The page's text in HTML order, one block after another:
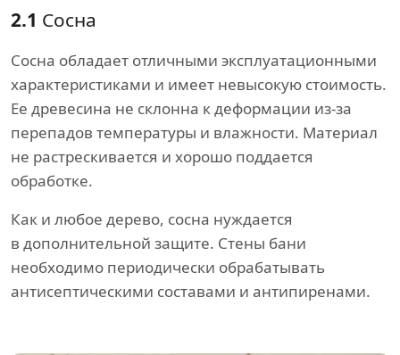
2.1 Сосна
Сосна обладает отличными эксплуатационными
характеристиками и имеет невысокую стоимость.
Ее древесина не склонна к деформации из-за
перепадов температуры и влажности. Материал
не растрескивается и хорошо поддается
обработке.
Как и любое дерево, сосна нуждается
в дополнительной защите. Стены бани
необходимо периодически обрабатывать
антисептическими составами и антипиренами.